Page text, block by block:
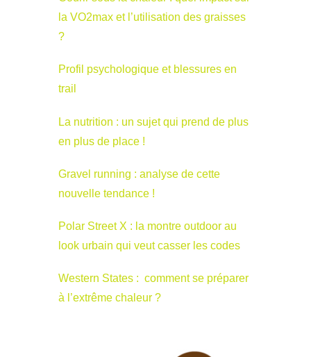
la VO2max et l’utilisation des graisses
?
Profil psychologique et blessures en
trail
La nutrition : un sujet qui prend de plus
en plus de place !
Gravel running : analyse de cette
nouvelle tendance !
Polar Street X : la montre outdoor au
look urbain qui veut casser les codes
Western States : comment se préparer
à l’extrême chaleur ?